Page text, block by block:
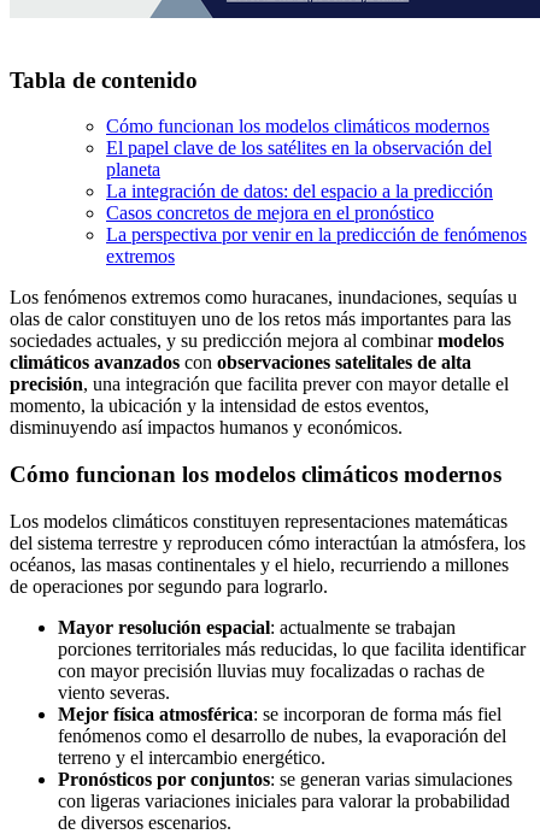
Tabla de contenido
Cómo funcionan los modelos climáticos modernos
El papel clave de los satélites en la observación del
planeta
La integración de datos: del espacio a la predicción
Casos concretos de mejora en el pronóstico
La perspectiva por venir en la predicción de fenómenos
extremos
Los fenómenos extremos como huracanes, inundaciones, sequías u
olas de calor constituyen uno de los retos más importantes para las
sociedades actuales, y su predicción mejora al combinarmodelos
climáticos avanzados con observaciones satelitales de alta
precisión, una integración que facilita prever con mayor detalle el
momento, la ubicación y la intensidad de estos eventos,
disminuyendo así impactos humanos y económicos.
Cómo funcionan los modelos climáticos modernos
Los modelos climáticos constituyen representaciones matemáticas
del sistema terrestre y reproducen cómo interactúan la atmósfera, los
océanos, las masas continentales y el hielo, recurriendo a millones
de operaciones por segundo para lograrlo.
Mayor resolución espacial: actualmente se trabajan
porciones territoriales más reducidas, lo que facilita identificar
con mayor precisión lluvias muy focalizadas o rachas de
viento severas.
Mejor física atmosférica: se incorporan de forma más fiel
fenómenos como el desarrollo de nubes, la evaporación del
terreno y el intercambio energético.
Pronósticos por conjuntos: se generan varias simulaciones
con ligeras variaciones iniciales para valorar la probabilidad
de diversos escenarios.